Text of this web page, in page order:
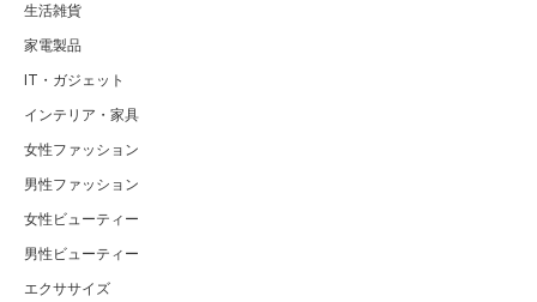
生活雑貨
家電製品
IT・ガジェット
インテリア・家具
女性ファッション
男性ファッション
女性ビューティー
男性ビューティー
エクササイズ